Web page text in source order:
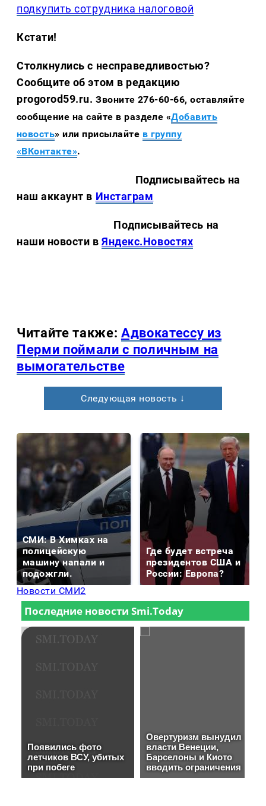
подкупить сотрудника налоговой
Кстати!
Столкнулись с несправедливостью?
Сообщите об этом в редакцию
progorod59.ru.Звоните 276-60-66, оставляйте
сообщение на сайте в разделе «Добавить
новость» или присылайте в группу
«ВКонтакте».
Подписывайтесь на
наш аккаунт в Инстаграм
Подписывайтесь на
наши новости вЯндекс.Новостях
Читайте также: Адвокатессу из
Перми поймали с поличным на
вымогательстве
Следующая новость ↓
СМИ: В Химках на
полицейскую
машину напали и
подожгли.
Где будет встреча
президентов США и
России: Европа?
Новости СМИ2